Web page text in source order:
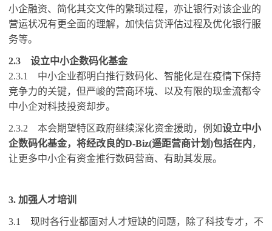
小企融资、简化其交文件的繁琐过程，亦让银行对该企业的
营运状况有更全面的理解，加快信贷评估过程及优化银行服
务等。
2.3 设立中小企数码化基金
2.3.1 中小企业都明白推行数码化、智能化是在疫情下保持
竞争力的关键，但严峻的营商环境、以及有限的现金流都令
中小企对科技投资却步。
2.3.2 本会期望特区政府继续深化资金援助，例如设立中小
企数码化基金，将经改良的D-Biz(遥距营商计划)包括在内，
让更多中小企有资金推行数码营商、有助其发展。
3. 加强人才培训
3.1 现时各行业都面对人才短缺的问题，除了科技专才，不